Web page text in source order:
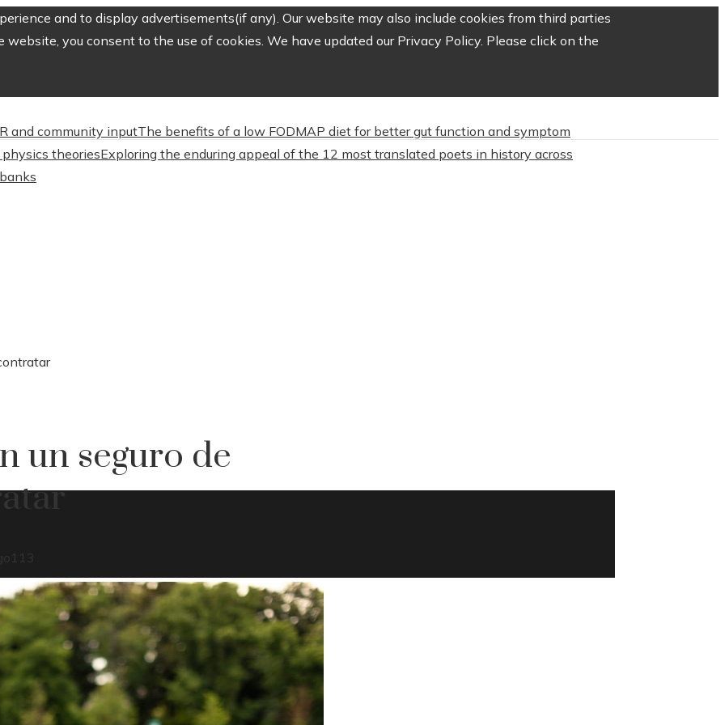
and to display advertisements(if any). Our website may also include cookies from third parties
website, you consent to the use of cookies. We have updated our Privacy Policy. Please click on the
and community inputThe benefits of a low FODMAP diet for better gut function and symptom
theoriesExploring the enduring appeal of the 12 most translated poets in history across
un seguro de